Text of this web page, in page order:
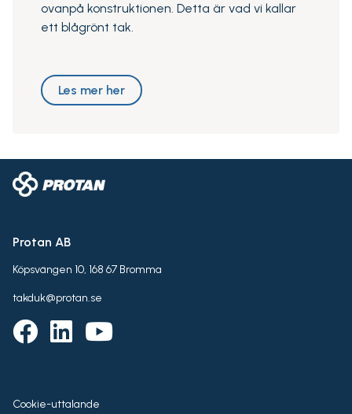
ovanpå konstruktionen. Detta är vad vi kallar
ett blågrönt tak.
Les mer her
Protan AB
Köpsvängen 10, 168 67 Bromma
takduk@protan.se
Cookie-uttalande